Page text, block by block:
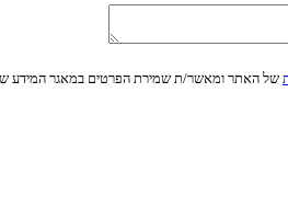
של האתר ומאשר/ת שמירת הפרטים במאגר המידע